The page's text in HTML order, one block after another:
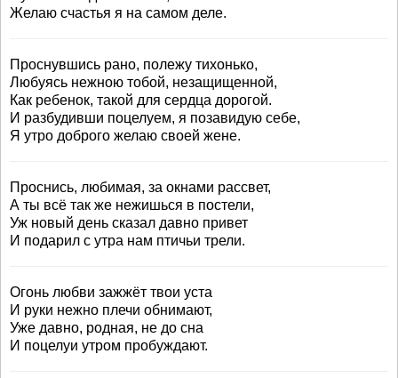
Желаю счастья я на самом деле.
Проснувшись рано, полежу тихонько,
Любуясь нежною тобой, незащищенной,
Как ребенок, такой для сердца дорогой.
И разбудивши поцелуем, я позавидую себе,
Я утро доброго желаю своей жене.
Проснись, любимая, за окнами рассвет,
А ты всё так же нежишься в постели,
Уж новый день сказал давно привет
И подарил с утра нам птичьи трели.
Огонь любви зажжёт твои уста
И руки нежно плечи обнимают,
Уже давно, родная, не до сна
И поцелуи утром пробуждают.